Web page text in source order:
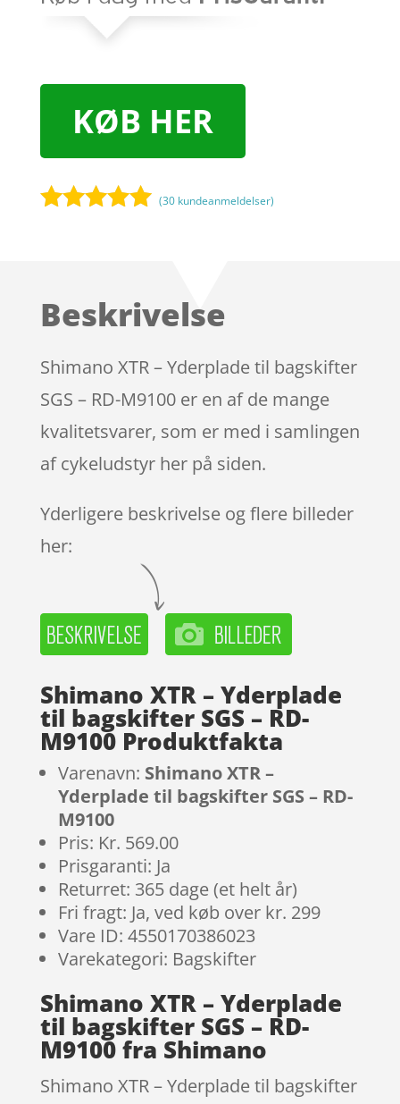
KØB HER
kundebedøm
(30 kundeanmeldelser)
Beskrivelse
Shimano XTR – Yderplade til bagskifter
SGS – RD-M9100 er en af de mange
kvalitetsvarer, som er med i samlingen
af cykeludstyr her på siden.
Yderligere beskrivelse og flere billeder
her:
Shimano XTR – Yderplade
til bagskifter SGS – RD-
M9100 Produktfakta
Varenavn: Shimano XTR –
Yderplade til bagskifter SGS – RD-
M9100
Pris: Kr. 569.00
Prisgaranti: Ja
Returret: 365 dage (et helt år)
Fri fragt: Ja, ved køb over kr. 299
Vare ID: 4550170386023
Varekategori: Bagskifter
Shimano XTR – Yderplade
til bagskifter SGS – RD-
M9100 fra Shimano
Shimano XTR – Yderplade til bagskifter